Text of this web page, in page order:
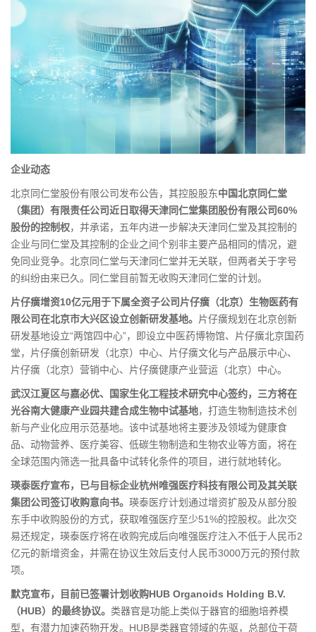
企业动态
北京同仁堂股份有限公司发布公告，其控股股东中国北京同仁堂
（集团）有限责任公司近日取得天津同仁堂集团股份有限公司60%
股份的控制权，并承诺，五年内进一步解决天津同仁堂及其控制的
企业与同仁堂及其控制的企业之间个别非主要产品相同的情况，避
免同业竞争。北京同仁堂与天津同仁堂并无关联，但两者关于字号
的纠纷由来已久。同仁堂目前暂无收购天津同仁堂的计划。
片仔癀增资10亿元用于下属全资子公司片仔癀（北京）生物医药有
限公司在北京市大兴区设立创新研发基地。
片仔癀规划在北京创新
研发基地设立“两馆四中心”，即设立中医药博物馆、片仔癀北京国药
堂，片仔癀创新研发（北京）中心、片仔癀文化与产品展示中心、
片仔癀（北京）营销中心、片仔癀健康产业营运（北京）中心。
武汉江夏区与嘉必优、国家生化工程技术研究中心签约，三方将在
光谷南大健康产业园共建合成生物中试基地，打造生物制造技术创
新与产业化应用示范基地。该中试基地将主要涉及领域为健康食
品、动物营养、医疗美容、低碳生物制造和生物农业等方面，将在
全球范围内筛选一批具备中试转化条件的项目，进行就地转化。
瑛泰医疗宣布，已与目标企业杭州唯强医疗科技有限公司及其关联
集团公司签订收购意向书。 瑛泰医疗计划通过增资扩股及从部分股
东手中收购股份的方式，获取唯强医疗至少51%的控股权。此次交
易还规定，瑛泰医疗将在收购完成后向唯强医疗注入不低于人民币2
亿元的新增资金，并需在协议生效后支付人民币3000万元的预付款
项。
默克宣布，目前已签署计划收购HUB Organoids Holding B.V.
（HUB）的最终协议。 类器官是功能上类似于器官的细胞培养模
型，有潜力加速药物开发。HUB是类器官领域的先驱，总部位于荷